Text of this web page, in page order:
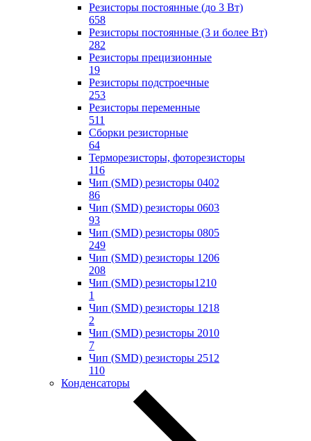
Резисторы постоянные (до 3 Вт)
658
Резисторы постоянные (3 и более Вт)
282
Резисторы прецизионные
19
Резисторы подстроечные
253
Резисторы переменные
511
Сборки резисторные
64
Терморезисторы, фоторезисторы
116
Чип (SMD) резисторы 0402
86
Чип (SMD) резисторы 0603
93
Чип (SMD) резисторы 0805
249
Чип (SMD) резисторы 1206
208
Чип (SMD) резисторы1210
1
Чип (SMD) резисторы 1218
2
Чип (SMD) резисторы 2010
7
Чип (SMD) резисторы 2512
110
Конденсаторы